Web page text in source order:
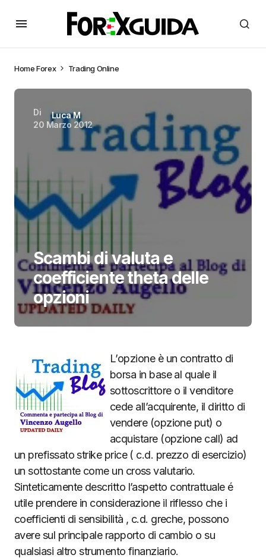
HomeForex Trading Online
Di
Luca M
20 Marzo 2012
Scambi di valuta e
coefficiente theta delle
opzioni
L’opzione è un contratto di
borsa in base al quale il
sottoscrittore o il venditore
cede all’acquirente, il diritto di
vendere (opzione put) o
acquistare (opzione call) ad
un prefissato strike price ( c.d. prezzo di esercizio)
un sottostante come un cross valutario.
Sinteticamente descritto l’aspetto contrattuale é
utile prendere in considerazione il riflesso che i
coefficienti di sensibilità , c.d. greche, possono
avere sul principale rapporto di cambio o su
qualsiasi altro strumento finanziario.